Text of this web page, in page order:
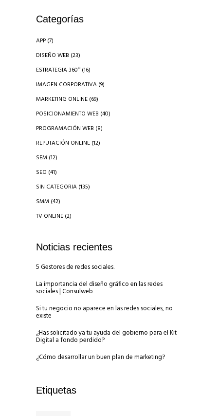
Categorías
APP (7)
DISEÑO WEB (23)
ESTRATEGIA 360º (16)
IMAGEN CORPORATIVA (9)
MARKETING ONLINE (69)
POSICIONAMIENTO WEB (40)
PROGRAMACIÓN WEB (8)
REPUTACIÓN ONLINE (12)
SEM (12)
SEO (41)
SIN CATEGORIA (135)
SMM (42)
TV ONLINE (2)
Noticias recientes
5 Gestores de redes sociales.
La importancia del diseño gráfico en las redes
sociales | Consulweb
Si tu negocio no aparece en las redes sociales, no
existe
¿Has solicitado ya tu ayuda del gobierno para el Kit
Digital a fondo perdido?
¿Cómo desarrollar un buen plan de marketing?
Etiquetas